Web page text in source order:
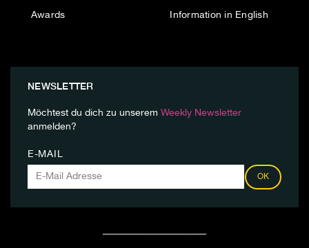
Awards Information in English
NEWSLETTER
Möchtest du dich zu unserem Weekly Newsletter
anmelden?
E-MAIL
OK